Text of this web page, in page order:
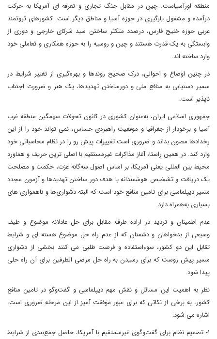
منطقه اورآسیاست. چین در مقابل جنگ تجاری و تعرفه ای آمریکا به حرکت
درآمده و مشغول یارگیری در حوزه آسیا و مناطق دیگر است. کشورهای ثروتمند
عربی حوزه خلیج فارس، درصدد متکثر ساختن سبد شرکای خارجی و دوری از
وابستگی به یک قدرت هستند و چین و روسیه را به حوزه همکاری و تعاملی خود
وارد ساخته اند.
در چنین اوضاع و احوالی، درک صحیح روندها و بهره‌گیری از تغییر شرایط در
مسیر دستیابی به منافع ملی و دورساختن تهدیدها، یک هنر و ضرورت اجتناب
ناپذیر است.
جمهوری اسلامی ایران، به‌عنوان کشوری در کانون تحولات سهمگین منطقه غرب
آسیا و برخودار از جغرافیا و موقعیت راهبردی حساس، نمی تواند خود را از این
رخدادها مصون بداند و ضروری است تغییرات پیش رو را در نظام محاسباتی خود
وارد کند. در همین راستا، آغاز مذاکرات غیرمستقیم با اصلی ترین حریف و هماورد
محیط بین المللی یعنی آمریکا، بر اساس اصول سه‌گانه عزت، حکمت و مصلحت
یک دریافت و تشخیص هوشمندانه با هدف دور ساختن تهدیدها و آزمون مجدد
مسیر دیپلماسی برای تامین منافع خود است که البته دشواری‌ها و ناهمواری های
بسیاری به‌همراه دارد.
عدم اطمینان و تردید در اراده طرف مقابل برای حل عادلانه موضوع و طیف
وسیعی از بدخواهان و دشمنان که از عدم راه حل موضوع هسته ای و شرایط
تقابل این دو کشور، سوءاستفاده و فرصت طلبی می کنند بخشی از دشواری
مسیر پیش روست که برای رسیدن به راه حل مرضی الطرفین برای آن راه حلی
پیدا شود.
نظر به اهمیت این مسائل و نقش مهم دیپلماسی و گفت‌وگو در تامین منافع
کشور، به برخی از نکاتی که برای عبور موفقت آمیز از این مرحله ضروری است،
اشاره می شود:
۱- تصمیم نظام برای گفت‌وگوی غیرمستقیم با آمریکا، حاصل جمع‌بندی از شرایط